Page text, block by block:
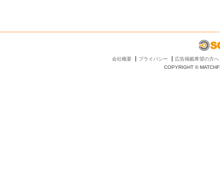
会社概要 プライバシー
広告掲載希望の方へ
COPYRIGHT ©